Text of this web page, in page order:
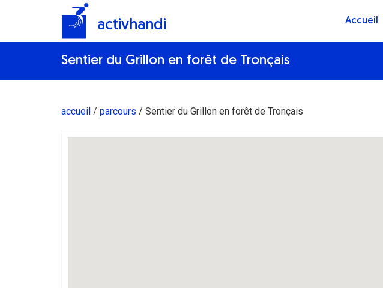
activhandi Accueil
Sentier du Grillon en forêt de Tronçais
accueil parcours Sentier du Grillon en forêt de Tronçais